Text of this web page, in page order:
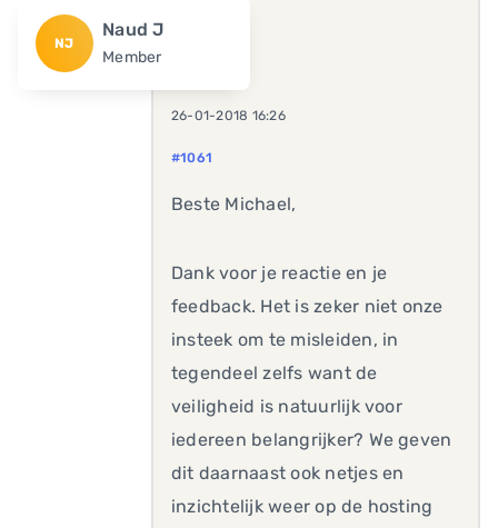
NJ
Naud J
Member
26-01-2018 16:26
#1061
Beste Michael,
Dank voor je reactie en je
feedback. Het is zeker niet onze
insteek om te misleiden, in
tegendeel zelfs want de
veiligheid is natuurlijk voor
iedereen belangrijker? We geven
dit daarnaast ook netjes en
inzichtelijk weer op de hosting